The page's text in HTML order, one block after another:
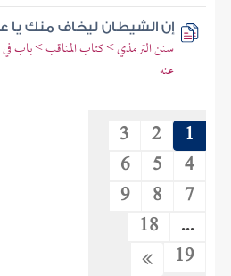
إن الشيطان ليخاف منك يا
سنن الترمذي > كتاب المناقب > باب
عنه
1
2
3
4
5
6
7
8
9
...
18
19